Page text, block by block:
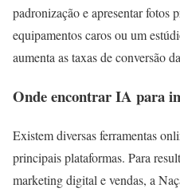
padronização e apresentar fotos
equipamentos caros ou um
aumenta as taxas de conversão
Onde encontrar IA para
Existem diversas ferramentas
principais plataformas. Para
marketing digital e vendas, a